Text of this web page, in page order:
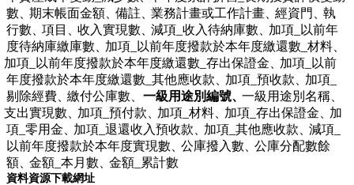
數、期末帳面金額、備註、業務計畫或工作計畫、經資門、執
行數、項目、收入實現數、減項_收入待納庫數、加項_以前年
度待納庫繳庫數、加項_以前年度撥款於本年度繳還數_材料、
加項_以前年度撥款於本年度繳還數_存出保證金、加項_以前
年度撥款於本年度繳還數_其他應收款、加項_預收款、加項_
剔除經費、繳付公庫數、 一級用途別編號、一級用途別名稱、
支出實現數、加項_預付款、加項_材料、加項_存出保證金、加
項_零用金、加項_退還收入預收款、加項_其他應收款、減項_
以前年度撥款於本年度實現數、公庫撥入數、公庫分配數餘
額、金額_本月數、金額_累計數
資料資源下載網址